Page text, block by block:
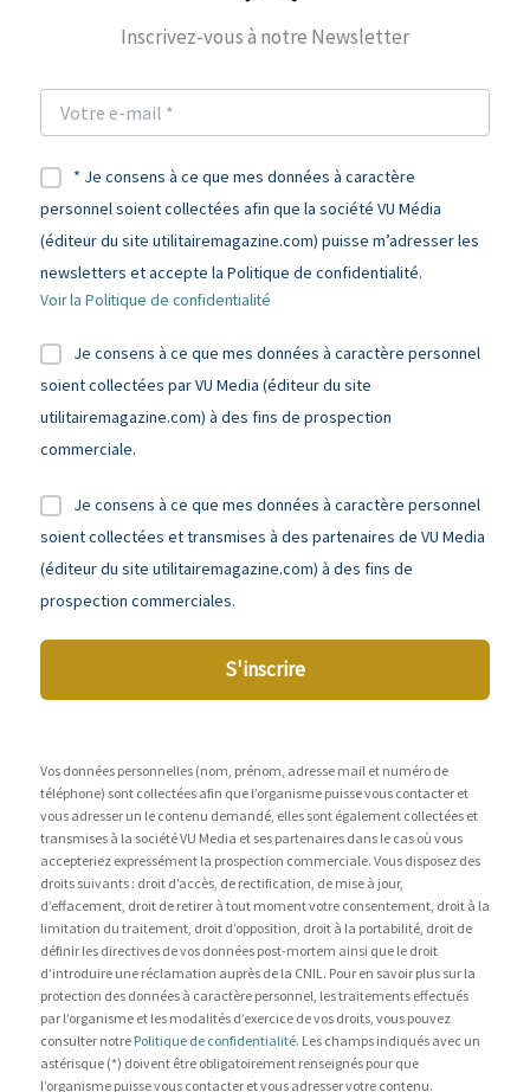
Inscrivez-vous à notre Newsletter
* Je consens à ce que mes données à caractère
personnel soient collectées afin que la société VU Média
(éditeur du site utilitairemagazine.com) puisse m’adresser les
newsletters et accepte la Politique de confidentialité.
Voir la Politique de confidentialité
Je consens à ce que mes données à caractère personnel
soient collectées par VU Media (éditeur du site
utilitairemagazine.com) à des fins de prospection
commerciale.
Je consens à ce que mes données à caractère personnel
soient collectées et transmises à des partenaires de VU Media
(éditeur du site utilitairemagazine.com) à des fins de
prospection commerciales.
S'inscrire
Vos données personnelles (nom, prénom, adresse mail et numéro de
téléphone) sont collectées afin que l’organisme puisse vous contacter et
vous adresser un le contenu demandé, elles sont également collectées et
transmises à la société VU Media et ses partenaires dans le cas où vous
accepteriez expressément la prospection commerciale. Vous disposez des
droits suivants : droit d’accès, de rectification, de mise à jour,
d’effacement, droit de retirer à tout moment votre consentement, droit à la
limitation du traitement, droit d’opposition, droit à la portabilité, droit de
définir les directives de vos données post-mortem ainsi que le droit
d’introduire une réclamation auprès de la CNIL. Pour en savoir plus sur la
protection des données à caractère personnel, les traitements effectués
par l’organisme et les modalités d’exercice de vos droits, vous pouvez
consulter notre Politique de confidentialité. Les champs indiqués avec un
astérisque (*) doivent être obligatoirement renseignés pour que
l’organisme puisse vous contacter et vous adresser votre contenu.